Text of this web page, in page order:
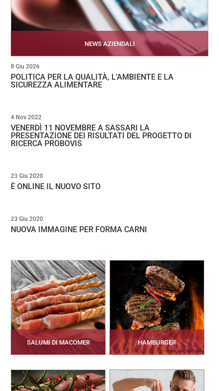
NEWS AZIENDALI
POLITICA PER LA QUALITÀ, L’AMBIENTE E LA
SICUREZZA ALIMENTARE
8 Giu 2026
VENERDÌ 11 NOVEMBRE A SASSARI LA
PRESENTAZIONE DEI RISULTATI DEL PROGETTO DI
RICERCA PROBOVIS
4 Nov 2022
È ONLINE IL NUOVO SITO
23 Giu 2020
NUOVA IMMAGINE PER FORMA CARNI
23 Giu 2020
SALUMI DI MACOMER HAMBURGER